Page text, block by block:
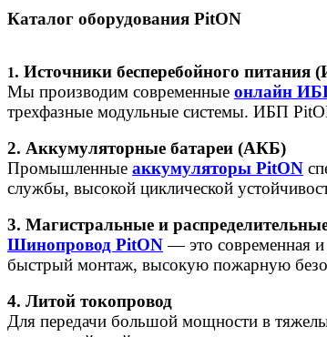
Каталог оборудования PitON
1. Источники бесперебойного питания
Мы производим современные онлайн
трехфазные модульные системы. ИБП
2. Аккумуляторные батареи (АКБ)
Промышленные аккумуляторы PitON
службы, высокой циклической
3. Магистральные и
Шинопровод PitON— это современная
быстрый монтаж, высокую пожарную
4. Литой токопровод
Для передачи большой мощности в